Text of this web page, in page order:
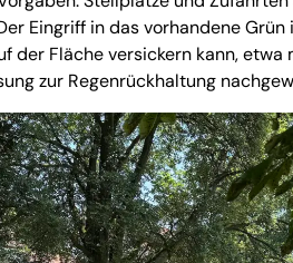
Eingriff in das vorhandene
der Fläche versickern kann,
zur Regenrückhaltung